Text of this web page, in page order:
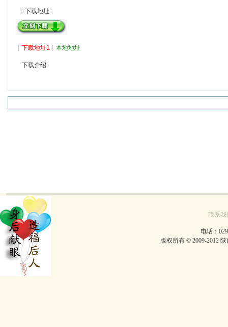
::下载地址::
┊ 下载地址1 ┊ 本地地址
下载介绍
联系我
电话：
版权所有 © 2009-2012